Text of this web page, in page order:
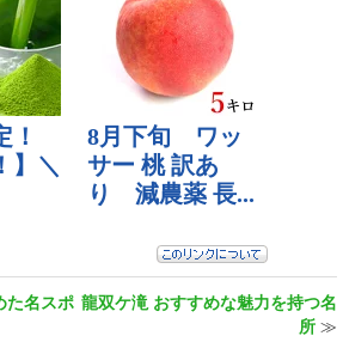
た名スポ 龍双ケ滝 おすすめな魅力を持つ名
所 ≫